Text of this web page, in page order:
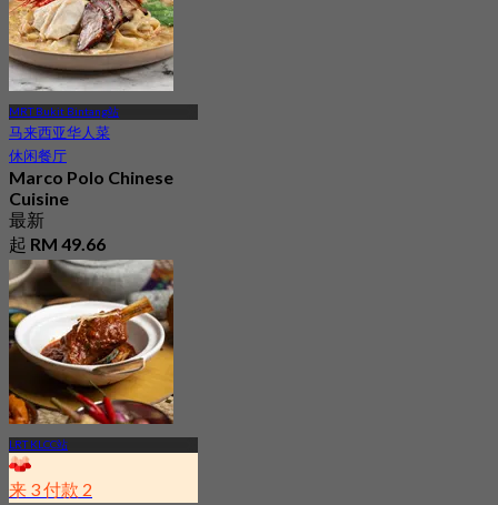
MRT Bukit Bintang站
马来西亚华人菜
休闲餐厅
Marco Polo Chinese
Cuisine
最新
起 RM 49.66
LRT KLCC站
来 3 付款 2